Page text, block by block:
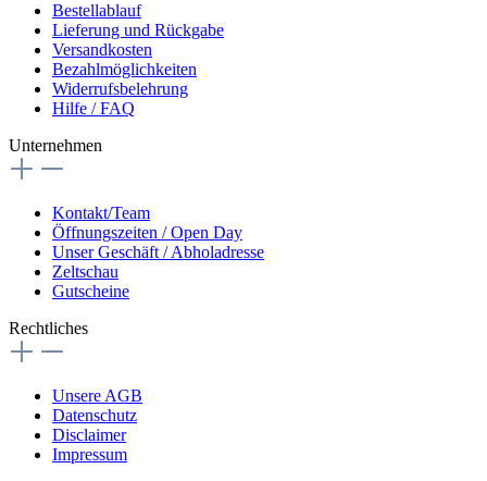
Bestellablauf
Lieferung und Rückgabe
Versandkosten
Bezahlmöglichkeiten
Widerrufsbelehrung
Hilfe / FAQ
Unternehmen
Kontakt/Team
Öffnungszeiten / Open Day
Unser Geschäft / Abholadresse
Zeltschau
Gutscheine
Rechtliches
Unsere AGB
Datenschutz
Disclaimer
Impressum